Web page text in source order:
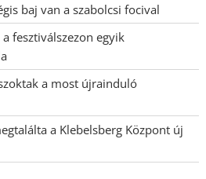
baj van a szabolcsi focival
fesztiválszezon egyik
a most újrainduló
a Klebelsberg Központ új